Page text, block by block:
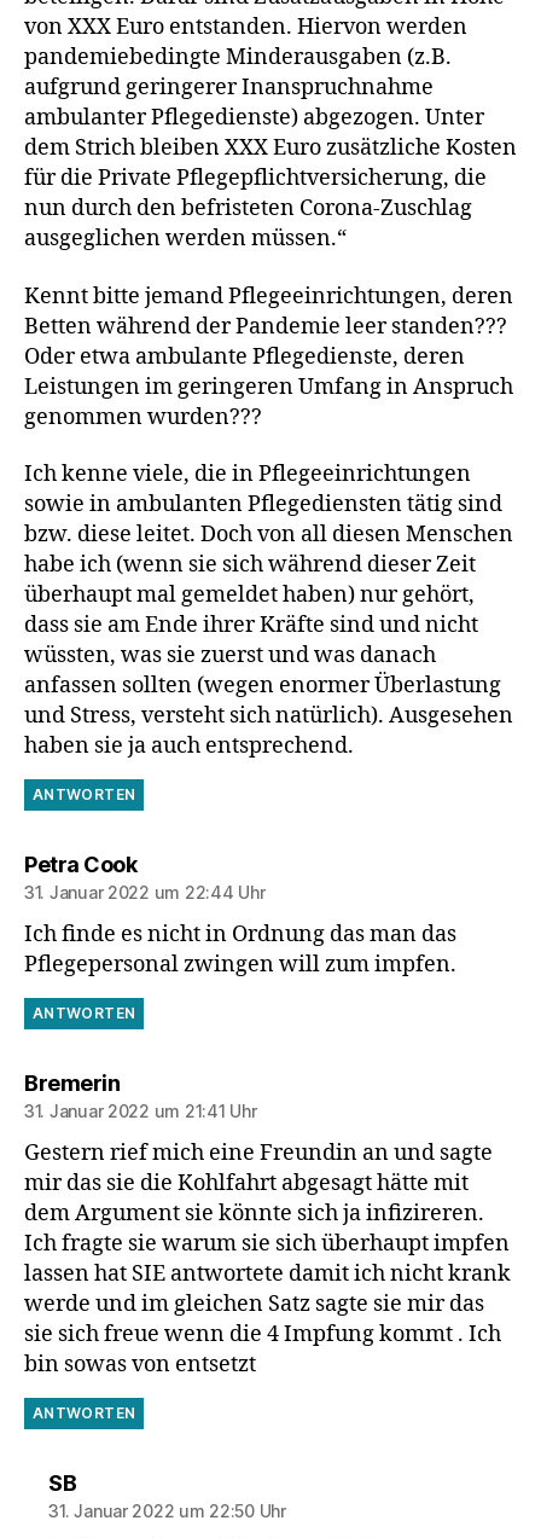
von XXX Euro entstanden. Hiervon werden
pandemiebedingte Minderausgaben (z.B.
aufgrund geringerer Inanspruchnahme
ambulanter Pflegedienste) abgezogen. Unter
dem Strich bleiben XXX Euro zusätzliche Kosten
für die Private Pflegepflichtversicherung, die
nun durch den befristeten Corona-Zuschlag
ausgeglichen werden müssen.“
Kennt bitte jemand Pflegeeinrichtungen, deren
Betten während der Pandemie leer standen???
Oder etwa ambulante Pflegedienste, deren
Leistungen im geringeren Umfang in Anspruch
genommen wurden???
Ich kenne viele, die in Pflegeeinrichtungen
sowie in ambulanten Pflegediensten tätig sind
bzw. diese leitet. Doch von all diesen Menschen
habe ich (wenn sie sich während dieser Zeit
überhaupt mal gemeldet haben) nur gehört,
dass sie am Ende ihrer Kräfte sind und nicht
wüssten, was sie zuerst und was danach
anfassen sollten (wegen enormer Überlastung
und Stress, versteht sich natürlich). Ausgesehen
haben sie ja auch entsprechend.
ANTWORTEN
Petra Cooksagt:
31. Januar 2022 um 22:44 Uhr
Ich finde es nicht in Ordnung das man das
Pflegepersonal zwingen will zum impfen.
ANTWORTEN
Bremerinsagt:
31. Januar 2022 um 21:41 Uhr
Gestern rief mich eine Freundin an und sagte
mir das sie die Kohlfahrt abgesagt hätte mit
dem Argument sie könnte sich ja infizireren.
Ich fragte sie warum sie sich überhaupt impfen
lassen hat SIE antwortete damit ich nicht krank
werde und im gleichen Satz sagte sie mir das
sie sich freue wenn die 4 Impfung kommt . Ich
bin sowas von entsetzt
ANTWORTEN
SBsagt:
31. Januar 2022 um 22:50 Uhr